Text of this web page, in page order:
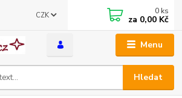
Menu
CZK
Hledat
0 ks
za 0,00 Kč